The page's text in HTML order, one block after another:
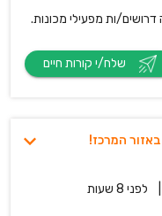
ות מפעילי מכונות.
המרכז!
לפני 8 שעות